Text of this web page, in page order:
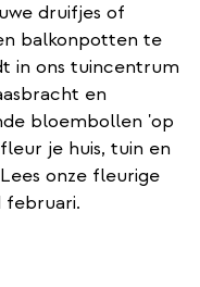
druifjes of
balkonpotten te
in ons tuincentrum
en
bloembollen 'op
je huis, tuin en
onze fleurige
februari.